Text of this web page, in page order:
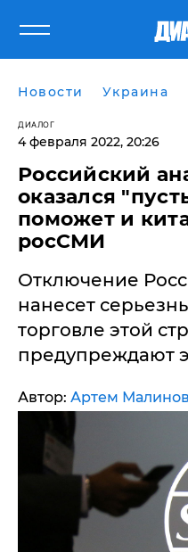
Новости Украина
ДИАЛОГ
4 февраля 2022, 20:26
Российский
оказался
поможет и
росСМИ
Отключение
нанесет
торговле этой
предупреждают
Автор: Артем